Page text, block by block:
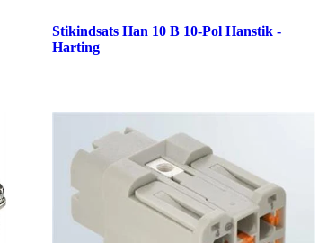
Stikindsats Han 10 B 10-Pol Hanstik -
Harting